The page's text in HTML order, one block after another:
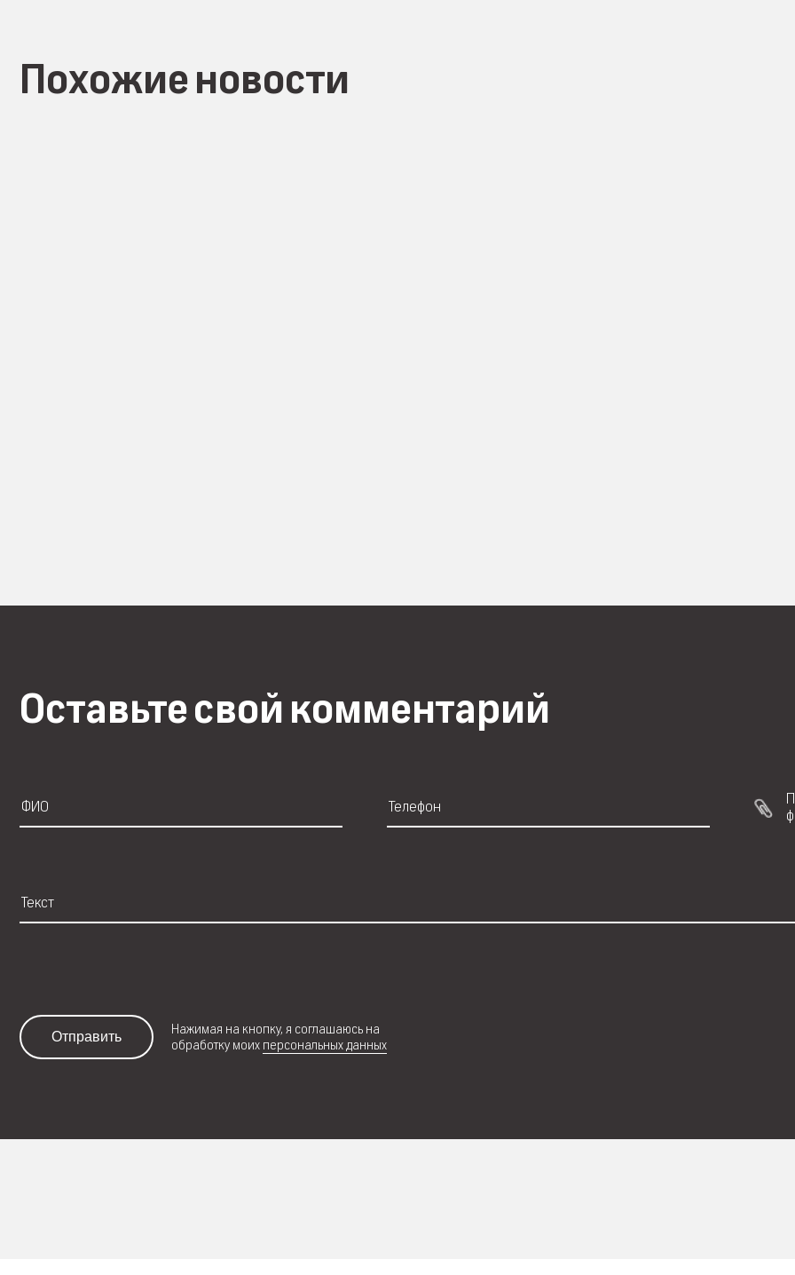
Похожие новости
Оставьте свой комментарий
Отправить
Нажимая на кнопку, я соглашаюсь на
обработку моих персональных данных